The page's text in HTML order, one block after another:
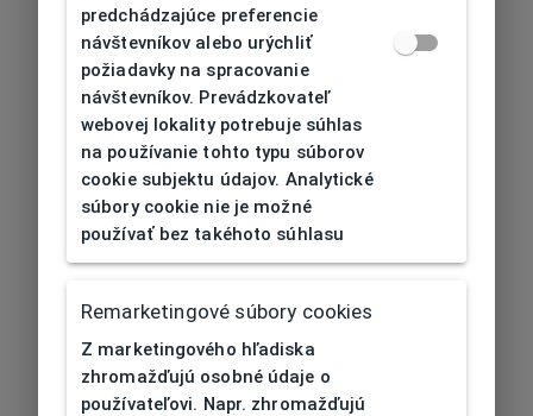
predchádzajúce preferencie
návštevníkov alebo urýchliť
požiadavky na spracovanie
návštevníkov. Prevádzkovateľ
webovej lokality potrebuje súhlas
na používanie tohto typu súborov
cookie subjektu údajov. Analytické
súbory cookie nie je možné
používať bez takéhoto súhlasu
Remarketingové súbory cookies
Z marketingového hľadiska
zhromažďujú osobné údaje o
používateľovi. Napr. zhromažďujú